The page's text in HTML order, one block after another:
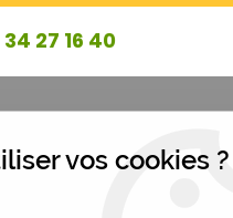
27 16 40
vos cookies ?